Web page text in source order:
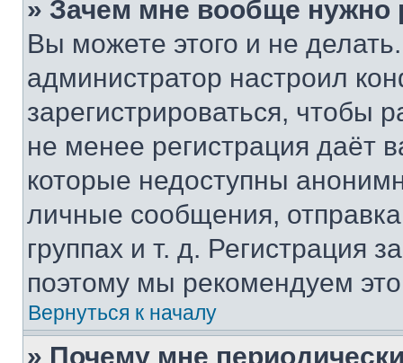
» Зачем мне вообще нужно
Вы можете этого и не
администратор настроил
зарегистрироваться, чтобы
не менее регистрация даёт
которые недоступны
личные сообщения,
группах и т. д. Регистрация
поэтому мы рекомендуем
Вернуться к началу
» Почему мне